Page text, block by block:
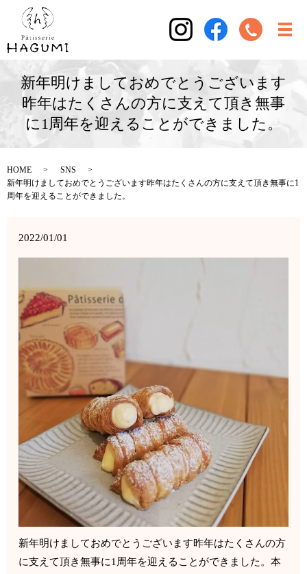
新年明けましておめでとうございます
昨年はたくさんの方に支えて頂き無事
に1周年を迎えることができました。
HOME
SNS
新年明けましておめでとうございます昨年はたくさんの方に支えて頂き無事に1
周年を迎えることができました。
2022/01/01
新年明けましておめでとうございます昨年はたくさんの方
に支えて頂き無事に1周年を迎えることができました。本